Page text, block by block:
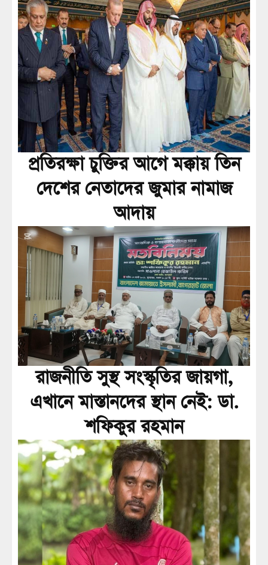
প্রতিরক্ষা চুক্তির আগে মক্কায় তিন
দেশের নেতাদের জুমার নামাজ
আদায়
রাজনীতি সুস্থ সংস্কৃতির জায়গা,
এখানে মাস্তানদের স্থান নেই: ডা.
শফিকুর রহমান